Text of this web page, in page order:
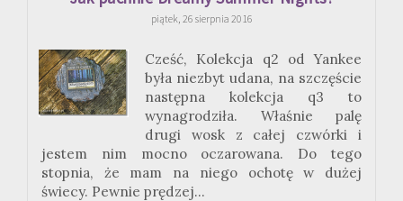
piątek, 26 sierpnia 2016
Cześć, Kolekcja q2 od Yankee
była niezbyt udana, na szczęście
następna kolekcja q3 to
wynagrodziła. Właśnie palę
drugi wosk z całej czwórki i
jestem nim mocno oczarowana. Do tego
stopnia, że mam na niego ochotę w dużej
świecy. Pewnie prędzej...